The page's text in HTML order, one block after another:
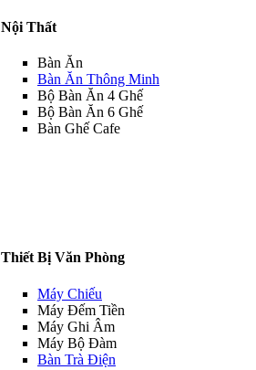
Nội Thất
Bàn Ăn
Bàn Ăn Thông Minh
Bộ Bàn Ăn 4 Ghế
Bộ Bàn Ăn 6 Ghế
Bàn Ghế Cafe
Thiết Bị Văn Phòng
Máy Chiếu
Máy Đếm Tiền
Máy Ghi Âm
Máy Bộ Đàm
Bàn Trà Điện